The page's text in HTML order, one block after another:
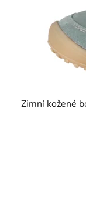
Zimní kožené